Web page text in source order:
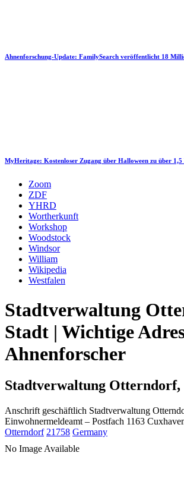
Ahnenforschung-Update: FamilySearch veröffentlicht 18
MyHeritage: Kostenloser Zugang über Halloween zu über
Zoom
ZDF
YHRD
Wortherkunft
Workshop
Woodstock
Windsor
William
Wikipedia
Westfalen
Stadtverwaltung
Stadt | Wichtige
Ahnenforscher
Stadtverwaltung Otterndorf,
Anschrift geschäftlich Stadtverwaltung
Einwohnermeldeamt – Postfach 1163
Otterndorf 21758 Germany
No Image Available